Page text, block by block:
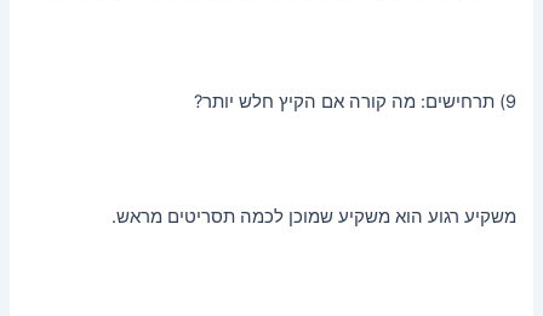
9) תרחישים: מה קורה אם הקיץ חלש יותר?
משקיע רגוע הוא משקיע שמוכן לכמה תסריטים מראש.